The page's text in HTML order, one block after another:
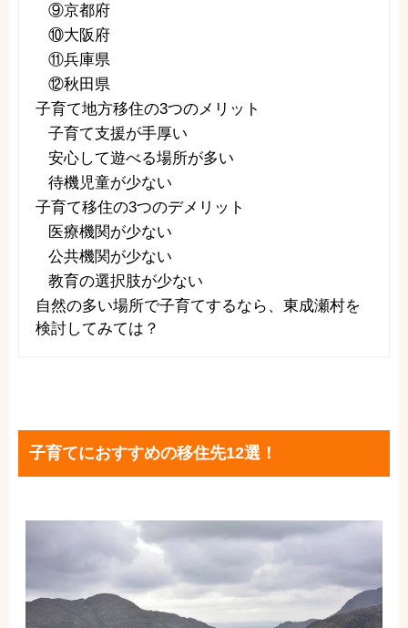
⑨京都府
⑩大阪府
⑪兵庫県
⑫秋田県
子育て地方移住の3つのメリット
子育て支援が手厚い
安心して遊べる場所が多い
待機児童が少ない
子育て移住の3つのデメリット
医療機関が少ない
公共機関が少ない
教育の選択肢が少ない
自然の多い場所で子育てするなら、東成瀬村を
検討してみては？
子育てにおすすめの移住先12選！